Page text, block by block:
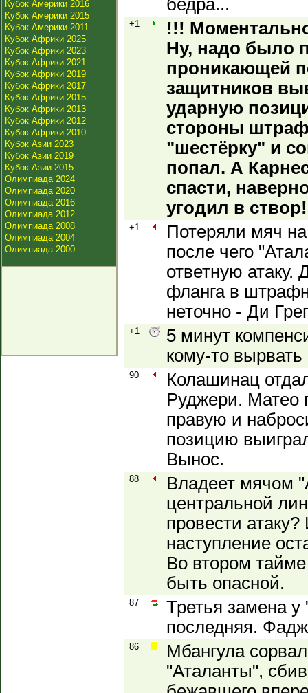
Кубок Америки 2016
Кубок Америки 2015
Кубок Америки 2011
Кубок Африки 2025
Кубок Африки 2023
Кубок Африки 2021
Кубок Африки 2019
Кубок Африки 2017
Кубок Африки 2015
Кубок Африки 2013
Кубок Африки 2012
Кубок Африки 2010
Кубок Азии 2023
Кубок Азии 2019
Кубок Азии 2015
Олимпиада 2024
Олимпиада 2020
Олимпиада 2016
Олимпиада 2012
Олимпиада 2008
Олимпиада 2004
Олимпиада 2000
бедра...
+1
!!!
Ну, надо было
проникающей
защитников
ударную
стороны
"шестёрку" и
попал. А
спасти,
угодил в створ!
+1
Потеряли мяч
после чего
ответную атаку.
фланга в
неточно - Ди
+1
5 минут
кому-то вырвать
90
Колашинац
Руджери. Матео
правую и
позицию
Вынос.
88
Владеет мячом
центральной
провести
наступление
Во втором
быть опасной.
87
Третья замена
последняя.
86
Мбангула
"Аталанты",